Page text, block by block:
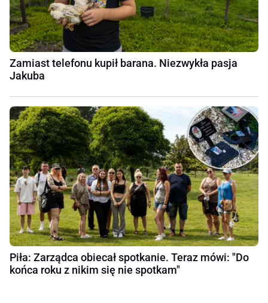
Zamiast telefonu kupił barana. Niezwykła pasja
Jakuba
Piła: Zarządca obiecał spotkanie. Teraz mówi: "Do
końca roku z nikim się nie spotkam"